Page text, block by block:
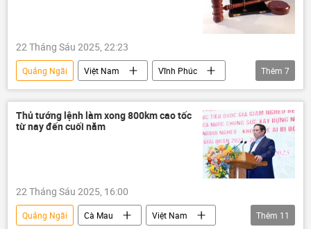
22 Tháng Sáu 2025, 22:23
Quảng Ngãi Việt Nam
Vĩnh Phúc
Phú Thọ
hối lộ
nhận hối lộ
doanh nghiệp
Pháp luật
vi phạm
Tòa án
Thêm 7
Thủ tướng lệnh làm xong 800km cao tốc
từ nay đến cuối năm
22 Tháng Sáu 2025, 16:00
Quảng Ngãi Cà Mau
Việt Nam
Thêm 11